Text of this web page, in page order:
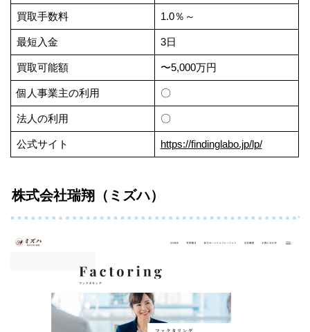
買取手数料 1.0％～
最短入金 3日
買取可能額 〜5,000万円
個人事業主の利用 〇
法人の利用 〇
公式サイト https://findinglabo.jp/lp/
株式会社瑞翔（ミズハ）